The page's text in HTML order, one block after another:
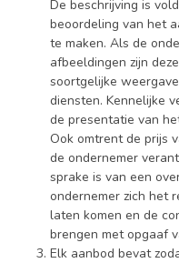
De beschrijving is
beoordeling van het
te maken. Als de
afbeeldingen zijn
soortgelijke
diensten. Kennelijke
de presentatie van
Ook omtrent de prijs
de ondernemer
sprake is van een
ondernemer zich het
laten komen en de
brengen met opgaaf
Elk aanbod bevat